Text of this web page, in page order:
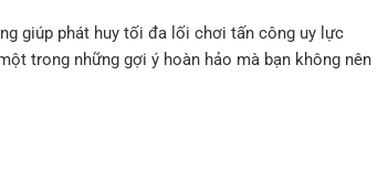
giúp phát huy tối đa lối chơi tấn công uy lực
trong những gợi ý hoàn hảo mà bạn không nên